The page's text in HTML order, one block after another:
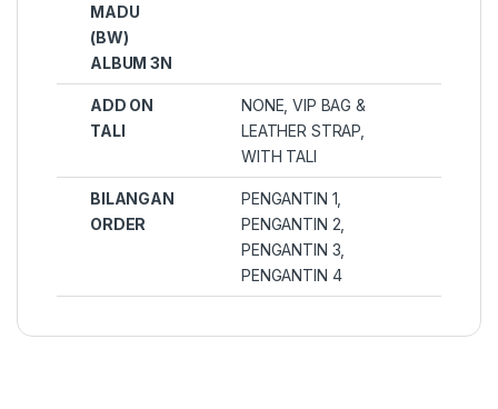
MADU
(BW)
ALBUM 3N
ADD ON
TALI
NONE, VIP BAG &
LEATHER STRAP,
WITH TALI
BILANGAN
ORDER
PENGANTIN 1,
PENGANTIN 2,
PENGANTIN 3,
PENGANTIN 4